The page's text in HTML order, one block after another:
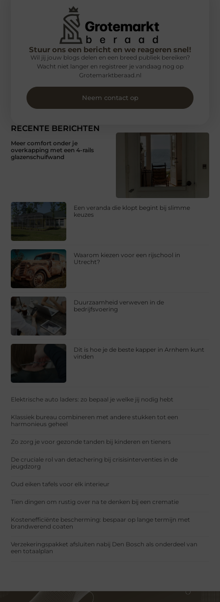
RECENTE BERICHTEN
Meer comfort onder je
overkapping met een 4-rails
glazenschuifwand
Een veranda die klopt begint bij slimme
keuzes
Waarom kiezen voor een rijschool in
Utrecht?
Duurzaamheid verweven in de
bedrijfsvoering
Dit is hoe je de beste kapper in Arnhem kunt
vinden
Elektrische auto laders: zo bepaal je welke jij nodig hebt
Klassiek bureau combineren met andere stukken tot een
harmonieus geheel
Zo zorg je voor gezonde tanden bij kinderen en tieners
De cruciale rol van detachering bij crisisinterventies in de
jeugdzorg
Oud eiken tafels voor elk interieur
Tien dingen om rustig over na te denken bij een crematie
Kostenefficiënte bescherming: bespaar op lange termijn met
brandwerend coaten
Verzekeringspakket afsluiten nabij Den Bosch als onderdeel van
een totaalplan
Stuur ons een bericht en we reageren snel!
Wil jij jouw blogs delen en een breed publiek bereiken?
Wacht niet langer en registreer je vandaag nog op
Grotemarktberaad.nl
Neem contact op